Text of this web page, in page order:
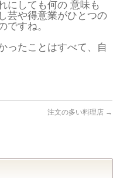
にしても何の 意味も
芸や得意業がひとつの
ですね。
ったことはすべて、自
注文の多い料理店 →